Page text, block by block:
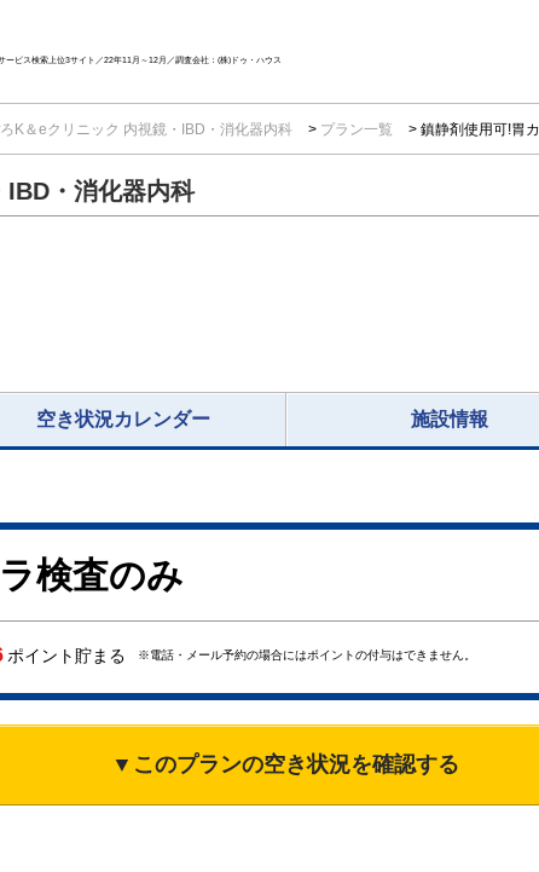
ビス検索上位3サイト／22年11月～12月／調査会社：(株)ドゥ・ハウス
K＆eクリニック 内視鏡・IBD・消化器内科 プラン一覧 鎮静剤使用可!胃
IBD・消化器内科
空き状況カレンダー 施設情報
検査のみ
ポイント貯まる ※電話・メール予約の場合にはポイントの付与はできません。
▼このプランの空き状況を確認する